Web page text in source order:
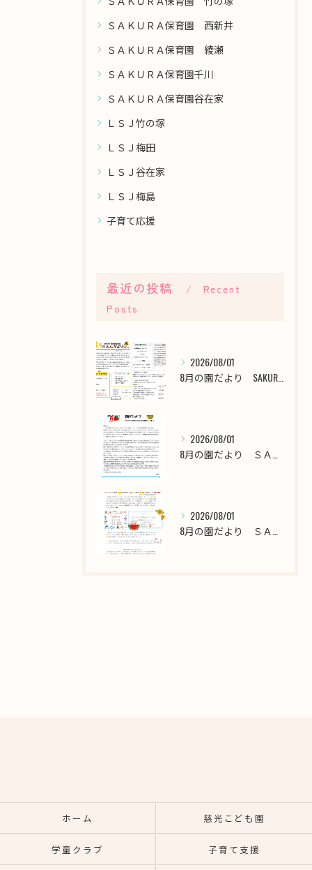
ＳＡＫＵＲＡ保育園 西新井
ＳＡＫＵＲＡ保育園 綾瀬
ＳＡＫＵＲＡ保育園千川
ＳＡＫＵＲＡ保育園谷在家
ＬＳＪ竹の塚
ＬＳＪ梅田
ＬＳＪ谷在家
ＬＳＪ梅島
子育て応援
最近の投稿
Recent
Posts
2026/08/01
8月の園だより SAKURA保育園谷在家
2026/08/01
8月の園だより ＳＡＫＵＲＡ保育園千川
2026/08/01
8月の園だより ＳＡＫＵＲＡ保育園西新井
ホーム 慈光こども園
学童クラブ 子育て支援